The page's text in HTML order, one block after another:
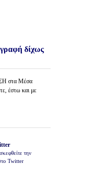
δίχως
στα Μέσα
έστω και με
την
Twitter